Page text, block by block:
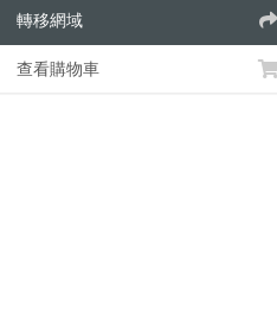
轉移網域
查看購物車